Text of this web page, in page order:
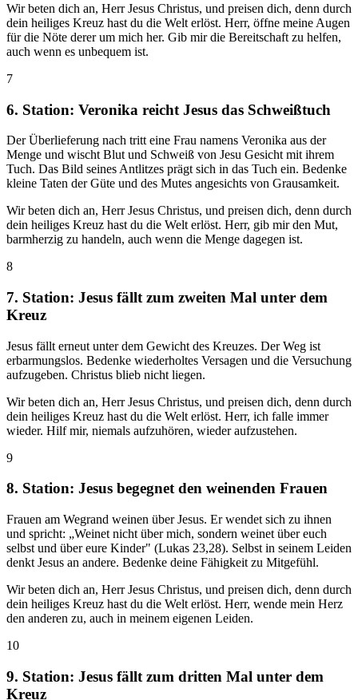
Wir beten dich an, Herr Jesus Christus, und preisen dich, denn durch
dein heiliges Kreuz hast du die Welt erlöst. Herr, öffne meine Augen
für die Nöte derer um mich her. Gib mir die Bereitschaft zu helfen,
auch wenn es unbequem ist.
7
6. Station: Veronika reicht Jesus das Schweißtuch
Der Überlieferung nach tritt eine Frau namens Veronika aus der
Menge und wischt Blut und Schweiß von Jesu Gesicht mit ihrem
Tuch. Das Bild seines Antlitzes prägt sich in das Tuch ein. Bedenke
kleine Taten der Güte und des Mutes angesichts von Grausamkeit.
Wir beten dich an, Herr Jesus Christus, und preisen dich, denn durch
dein heiliges Kreuz hast du die Welt erlöst. Herr, gib mir den Mut,
barmherzig zu handeln, auch wenn die Menge dagegen ist.
8
7. Station: Jesus fällt zum zweiten Mal unter dem
Kreuz
Jesus fällt erneut unter dem Gewicht des Kreuzes. Der Weg ist
erbarmungslos. Bedenke wiederholtes Versagen und die Versuchung
aufzugeben. Christus blieb nicht liegen.
Wir beten dich an, Herr Jesus Christus, und preisen dich, denn durch
dein heiliges Kreuz hast du die Welt erlöst. Herr, ich falle immer
wieder. Hilf mir, niemals aufzuhören, wieder aufzustehen.
9
8. Station: Jesus begegnet den weinenden Frauen
Frauen am Wegrand weinen über Jesus. Er wendet sich zu ihnen
und spricht: „Weinet nicht über mich, sondern weinet über euch
selbst und über eure Kinder" (Lukas 23,28). Selbst in seinem Leiden
denkt Jesus an andere. Bedenke deine Fähigkeit zu Mitgefühl.
Wir beten dich an, Herr Jesus Christus, und preisen dich, denn durch
dein heiliges Kreuz hast du die Welt erlöst. Herr, wende mein Herz
den anderen zu, auch in meinem eigenen Leiden.
10
9. Station: Jesus fällt zum dritten Mal unter dem
Kreuz